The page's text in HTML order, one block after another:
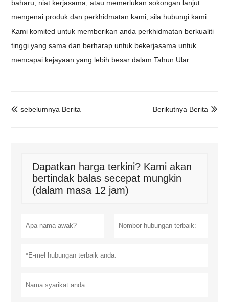
baharu, niat kerjasama, atau memerlukan sokongan lanjut
mengenai produk dan perkhidmatan kami, sila hubungi kami.
Kami komited untuk memberikan anda perkhidmatan berkualiti
tinggi yang sama dan berharap untuk bekerjasama untuk
mencapai kejayaan yang lebih besar dalam Tahun Ular.
 sebelumnya Berita 
Berikutnya Berita
Dapatkan harga terkini? Kami akan
bertindak balas secepat mungkin
(dalam masa 12 jam)